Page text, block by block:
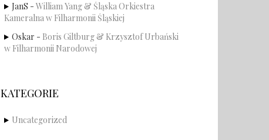
JanS - William Yang & Śląska Orkiestra
Kameralna w Filharmonii Śląskiej
Oskar - Boris Giltburg & Krzysztof Urbański
w Filharmonii Narodowej
KATEGORIE
Uncategorized